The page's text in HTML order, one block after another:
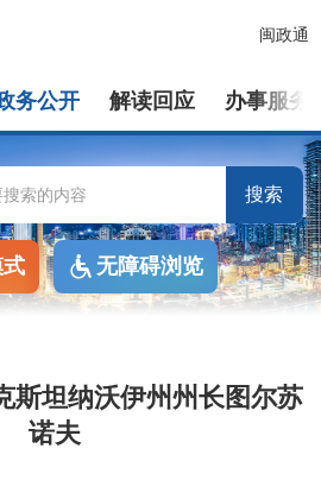
闽政通
务公开 解读回应 办事服务
搜索
无障碍浏览
斯坦纳沃伊州州长图尔苏
诺夫